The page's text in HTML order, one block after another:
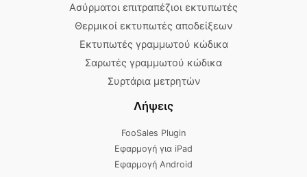
Ασύρματοι επιτραπέζιοι εκτυπωτές
Θερμικοί εκτυπωτές αποδείξεων
Εκτυπωτές γραμμωτού κώδικα
Σαρωτές γραμμωτού κώδικα
Συρτάρια μετρητών
Λήψεις
FooSales Plugin
Εφαρμογή για iPad
Εφαρμογή Android